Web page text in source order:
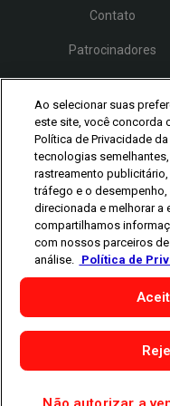
Contato
Patrocinadores
Credenciamento
Os jogadores
Classificação e
jogadores podem
Ao selecionar suas
este site, você concorda
Política de Privacidade
tecnologias
rastreamento
tráfego e o
direcionada e melhorar a
compartilhamos
com nossos parceiros
análise. Política de